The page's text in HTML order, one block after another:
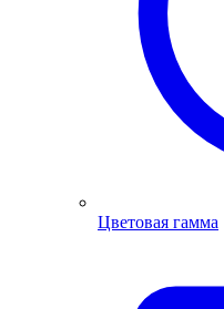
Цветовая гамма